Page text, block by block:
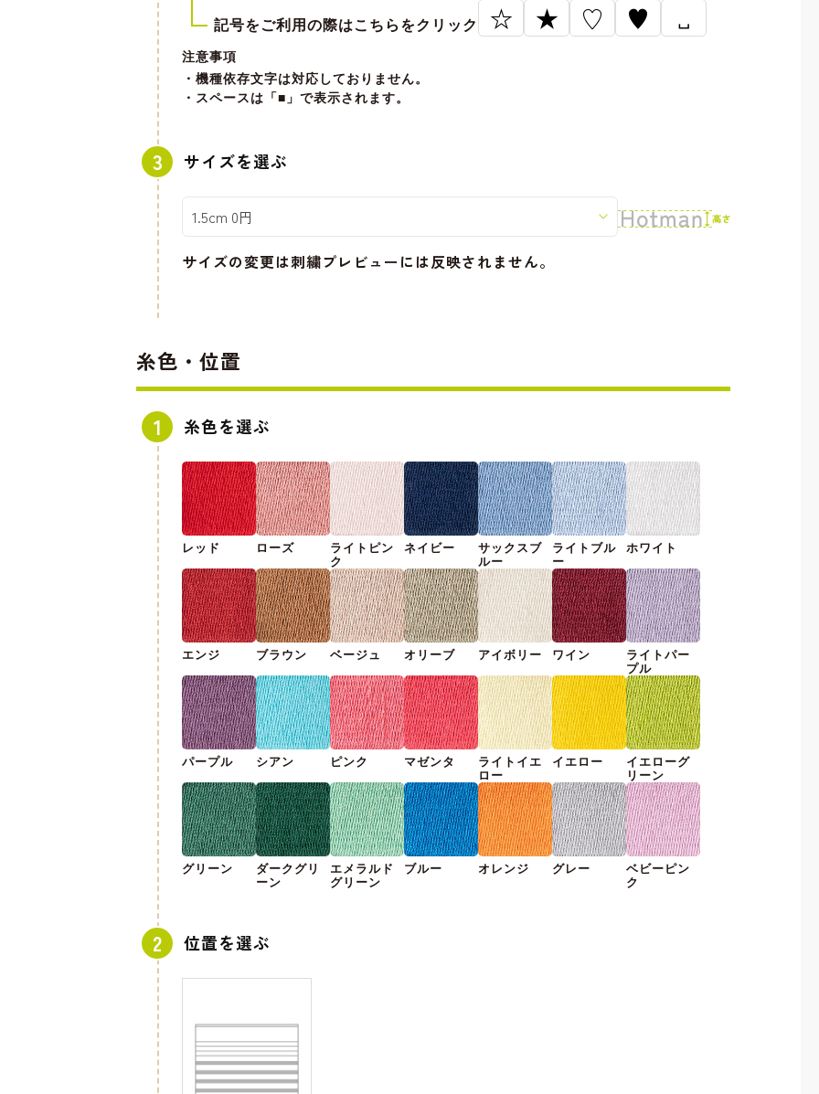
記号をご利用の際はこちらをクリック ☆ ★ ♡ ♥ ␣
注意事項
・機種依存文字は対応しておりません。
・スペースは「■」で表示されます。
サイズを選ぶ
サイズの変更は刺繍プレビューには反映されません。
糸色・位置
糸色を選ぶ
レッド ローズ
ライトピン
ク
ネイビー
サックスブ
ルー
ライトブル
ー
ホワイト
エンジ ブラウン ベージュ オリーブ アイボリー ワイン
ライトパー
プル
パープル シアン ピンク マゼンタ
ライトイエ
ロー
イエロー
イエローグ
リーン
グリーン
ダークグリ
ーン
エメラルド
グリーン
ブルー オレンジ グレー
ベビーピン
ク
位置を選ぶ